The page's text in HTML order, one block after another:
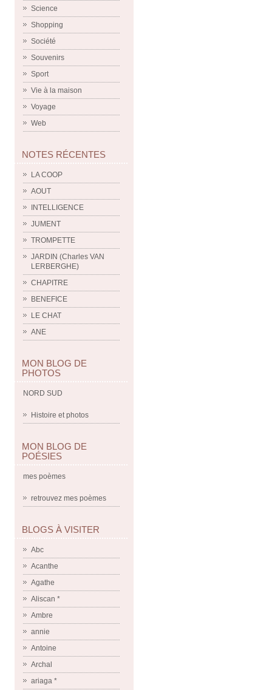
Science
Shopping
Société
Souvenirs
Sport
Vie à la maison
Voyage
Web
NOTES RÉCENTES
LA COOP
AOUT
INTELLIGENCE
JUMENT
TROMPETTE
JARDIN (Charles VAN
LERBERGHE)
CHAPITRE
BENEFICE
LE CHAT
ANE
MON BLOG DE
PHOTOS
NORD SUD
Histoire et photos
MON BLOG DE
POÉSIES
mes poèmes
retrouvez mes poèmes
BLOGS À VISITER
Abc
Acanthe
Agathe
Aliscan *
Ambre
annie
Antoine
Archal
ariaga *